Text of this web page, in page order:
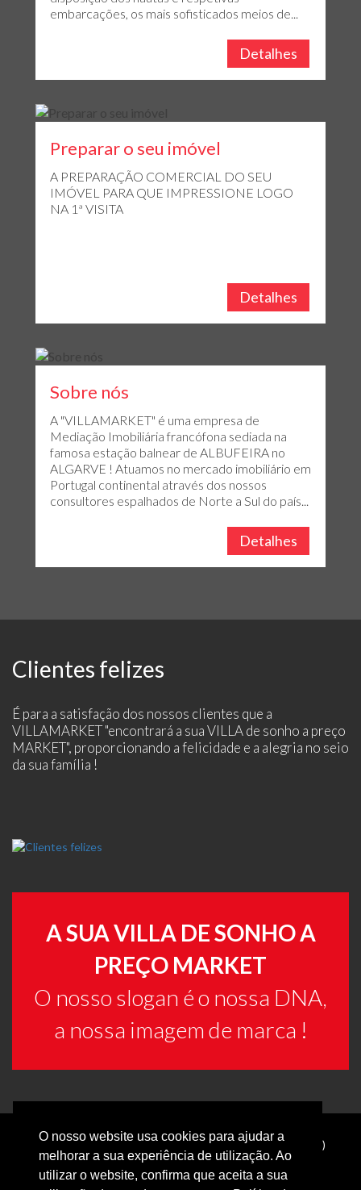
O nosso website usa cookies para ajudar a
melhorar a sua experiência de utilização. Ao
utilizar o website, confirma que aceita a sua
embarcações, os mais sofisticados meios de...
Detalhes
Preparar o seu imóvel
A PREPARAÇÃO COMERCIAL DO SEU
IMÓVEL PARA QUE IMPRESSIONE LOGO
NA 1ª VISITA
Detalhes
Sobre nós
A "VILLAMARKET" é uma empresa de
Mediação Imobiliária francófona sediada na
famosa estação balnear de ALBUFEIRA no
ALGARVE ! Atuamos no mercado imobiliário em
Portugal continental através dos nossos
consultores espalhados de Norte a Sul do país...
Detalhes
Clientes felizes
É para a satisfação dos nossos clientes que a
VILLAMARKET "encontrará a sua VILLA de sonho a preço
MARKET", proporcionando a felicidade e a alegria no seio
da sua família !
A SUA VILLA DE SONHO A
PREÇO MARKET
O nosso slogan é o nossa DNA,
a nossa imagem de marca !
Tel:+351 289 079 376(chamada para a rede fixa nacional)
Email:villamarketportugal@gmail.com